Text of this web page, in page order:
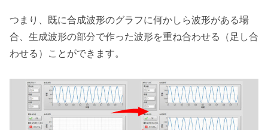
つまり、既に合成波形のグラフに何かしら波形がある場
合、生成波形の部分で作った波形を重ね合わせる（足し合
わせる）ことができます。